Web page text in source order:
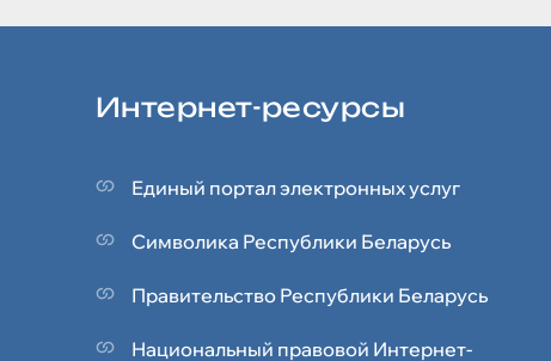
Интернет-ресурсы
Единый портал электронных услуг
Символика Реcпублики Беларусь
Правительство Республики Беларусь
Национальный правовой Интернет-